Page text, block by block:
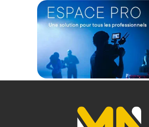
Le revêtement multicouche avancé réduit
reflets parasites (flares) et les images
contraste sublimé. De plus, l'intérieur du f?t
finition noire mate anodisée, maintenant la
dessous de 3.5%. Cette gestion exemplaire
parasites assure une qualité d'image
éclairages complexes, capturant les hautes
ombres avec une profondeur saisissante.
Focales incluses : 16 mm, 21 mm, 28 mm, 35